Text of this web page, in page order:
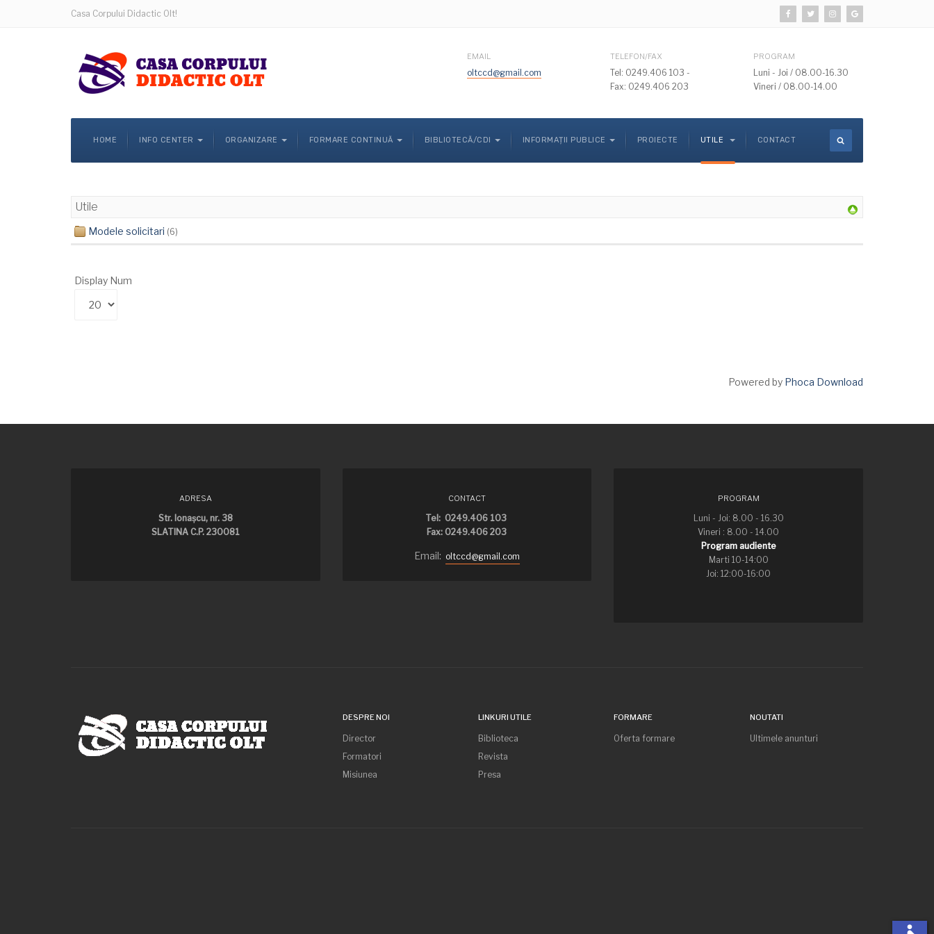
Casa Corpului Didactic Olt!
EMAIL
oltccd@gmail.com
TELEFON/FAX
Tel: 0249.406 103 -
Fax: 0249.406 203
PROGRAM
Luni - Joi / 08.00-16.30
Vineri / 08.00-14.00
HOME INFO CENTER ORGANIZARE FORMARE CONTINUĂ BIBLIOTECĂ/CDI INFORMAȚII PUBLICE PROIECTE UTILE CONTACT
Utile
Modele solicitari (6)
Display Num
Powered by Phoca Download
ADRESA
Str. Ionaşcu, nr. 38
SLATINA C.P. 230081
CONTACT
Tel: 0249.406 103
Fax: 0249.406 203
Email: oltccd@gmail.com
PROGRAM
Luni - Joi: 8.00 - 16.30
Vineri : 8.00 - 14.00
Program audiente
Marti 10-14:00
Joi: 12:00-16:00
DESPRE NOI
Director
Formatori
Misiunea
LINKURI UTILE
Biblioteca
Revista
Presa
FORMARE
Oferta formare
NOUTATI
Ultimele anunturi